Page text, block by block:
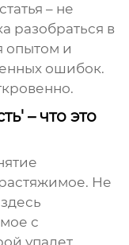
– не
разобраться в
опытом и
ошибок.
– что это
Не
с